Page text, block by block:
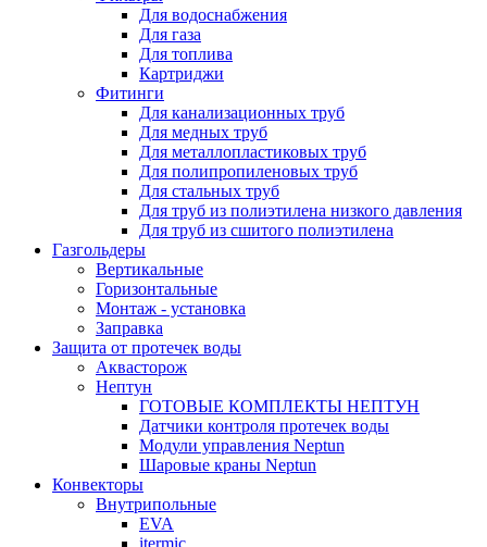
Для водоснабжения
Для газа
Для топлива
Картриджи
Фитинги
Для канализационных труб
Для медных труб
Для металлопластиковых труб
Для полипропиленовых труб
Для стальных труб
Для труб из полиэтилена низкого давления
Для труб из сшитого полиэтилена
Газгольдеры
Вертикальные
Горизонтальные
Монтаж - установка
Заправка
Защита от протечек воды
Аквасторож
Нептун
ГОТОВЫЕ КОМПЛЕКТЫ НЕПТУН
Датчики контроля протечек воды
Модули управления Neptun
Шаровые краны Neptun
Конвекторы
Внутрипольные
EVA
itermic